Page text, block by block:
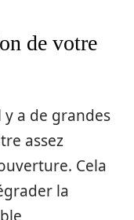
de votre
y a de grandes
assez
Cela
la